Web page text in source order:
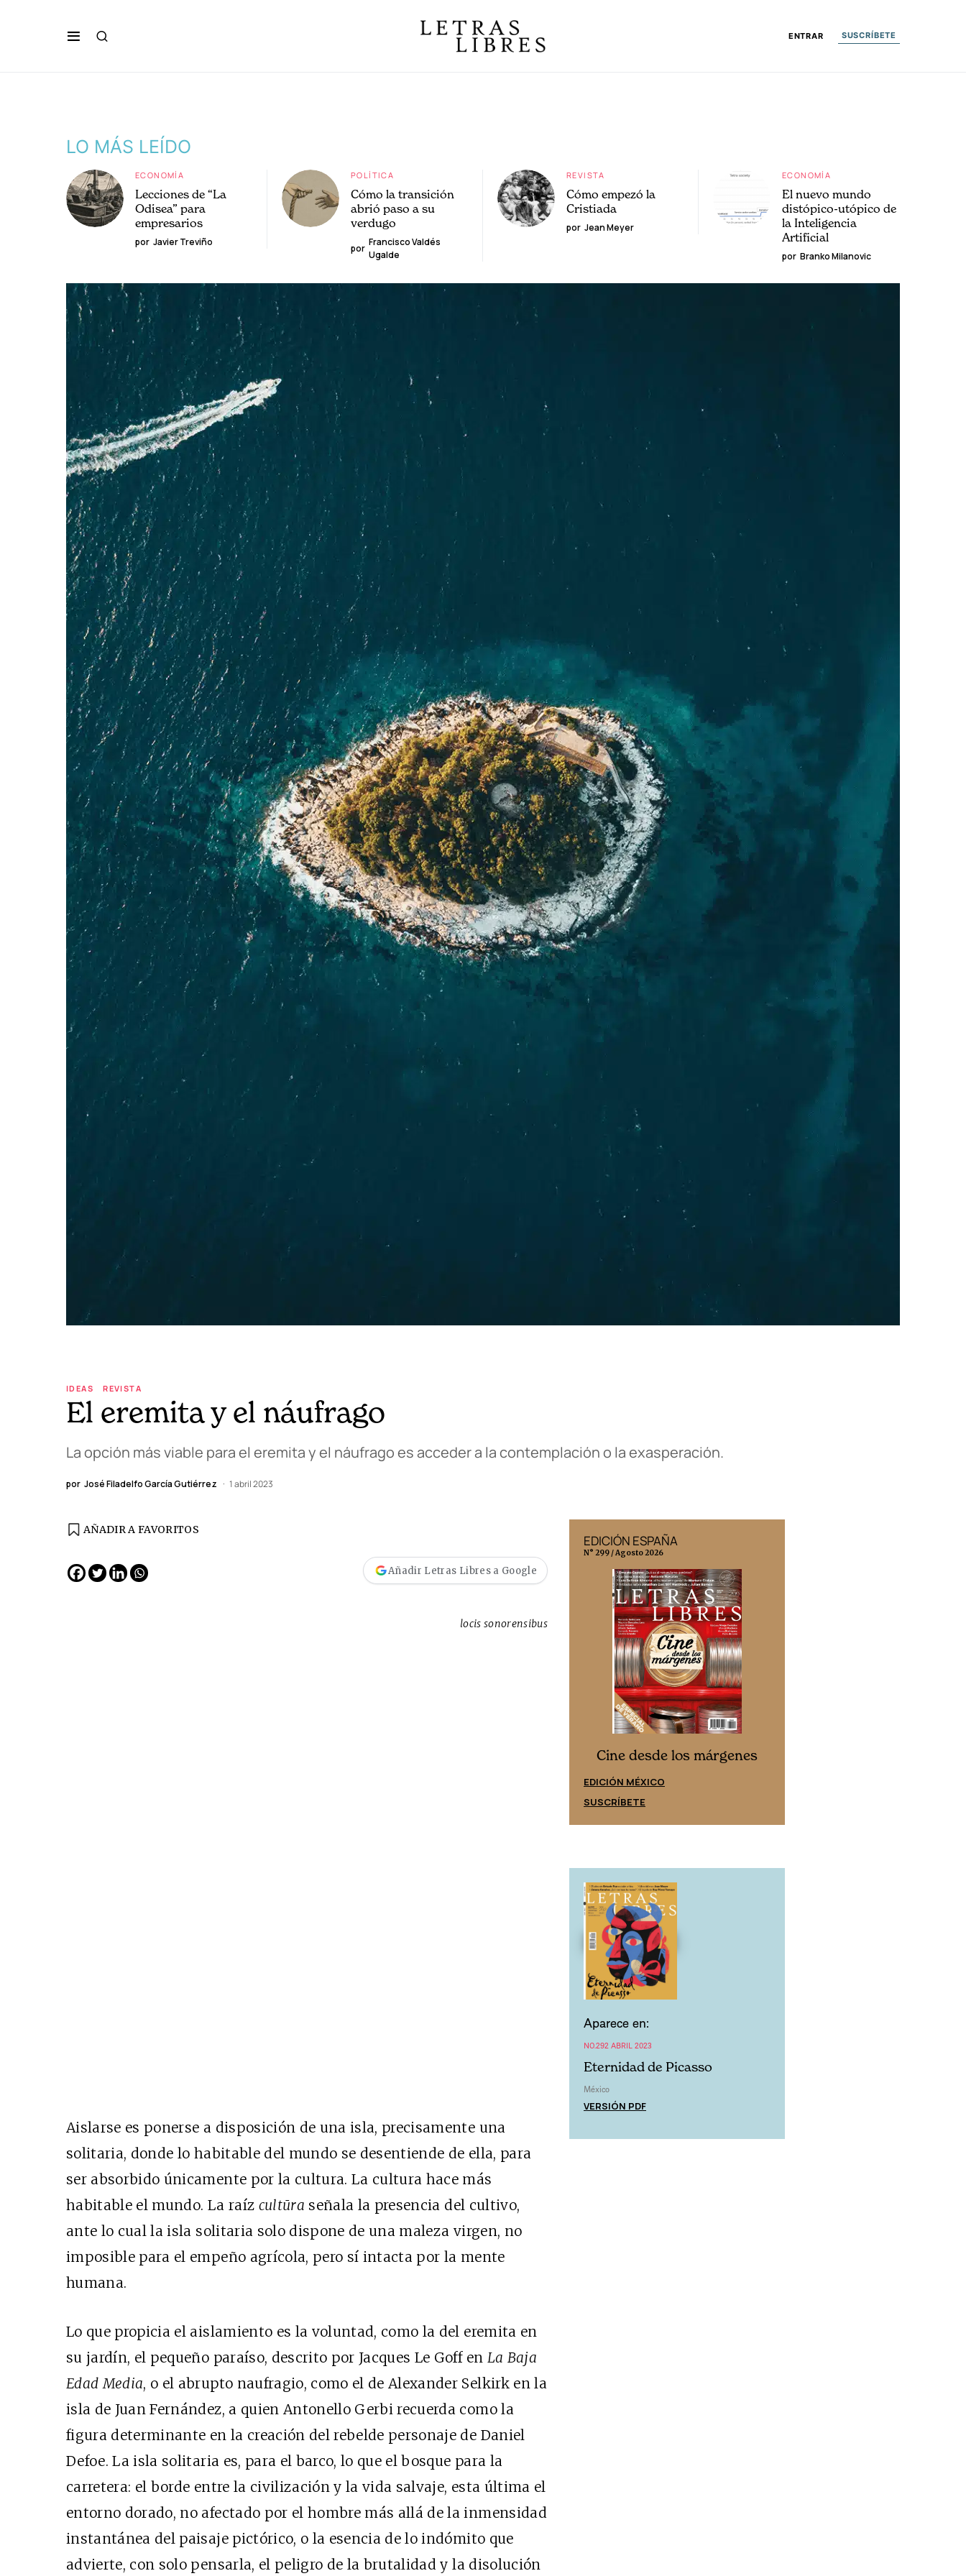
ENTRAR SUSCRÍBETE
LO MÁS LEÍDO
ECONOMÍA
Lecciones de “La
Odisea” para
empresarios
por Javier Treviño
POLÍTICA
Cómo la transición
abrió paso a su
verdugo
por
Francisco Valdés
Ugalde
REVISTA
Cómo empezó la
Cristiada
por Jean Meyer
ECONOMÍA
El nuevo mundo
distópico-utópico de
la Inteligencia
Artificial
por Branko Milanovic
IDEAS REVISTA
El eremita y el náufrago
La opción más viable para el eremita y el náufrago es acceder a la contemplación o la exasperación.
por José Filadelfo García Gutiérrez 1 abril 2023
AÑADIR A FAVORITOS
Añadir Letras Libres a Google
locis sonorensibus
Aislarse es ponerse a disposición de una isla, precisamente una
solitaria, donde lo habitable del mundo se desentiende de ella, para
ser absorbido únicamente por la cultura. La cultura hace más
habitable el mundo. La raíz cultūra señala la presencia del cultivo,
ante lo cual la isla solitaria solo dispone de una maleza virgen, no
imposible para el empeño agrícola, pero sí intacta por la mente
humana.
Lo que propicia el aislamiento es la voluntad, como la del eremita en
su jardín, el pequeño paraíso, descrito por Jacques Le Goff en La Baja
Edad Media, o el abrupto naufragio, como el de Alexander Selkirk en la
isla de Juan Fernández, a quien Antonello Gerbi recuerda como la
figura determinante en la creación del rebelde personaje de Daniel
Defoe. La isla solitaria es, para el barco, lo que el bosque para la
carretera: el borde entre la civilización y la vida salvaje, esta última el
entorno dorado, no afectado por el hombre más allá de la inmensidad
instantánea del paisaje pictórico, o la esencia de lo indómito que
advierte, con solo pensarla, el peligro de la brutalidad y la disolución
EDICIÓN ESPAÑA
N° 299 / Agosto 2026
Cine desde los márgenes
EDICIÓN MÉXICO
SUSCRÍBETE
Aparece en:
NO.292 ABRIL 2023
Eternidad de Picasso
México
VERSIÓN PDF